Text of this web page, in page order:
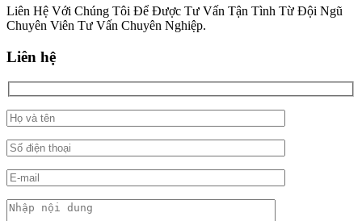
Liên Hệ Với Chúng Tôi Để Được Tư Vấn Tận Tình Từ Đội Ngũ
Chuyên Viên Tư Vấn Chuyên Nghiệp.
Liên hệ